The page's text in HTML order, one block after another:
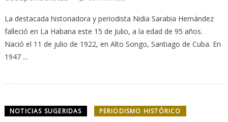
La destacada historiadora y periodista Nidia Sarabia Hernández
falleció en La Habana este 15 de Julio, a la edad de 95 años.
Nació el 11 de julio de 1922, en Alto Songo, Santiago de Cuba. En
1947 ...
NOTICIAS SUGERIDAS PERIODISMO HISTÓRICO